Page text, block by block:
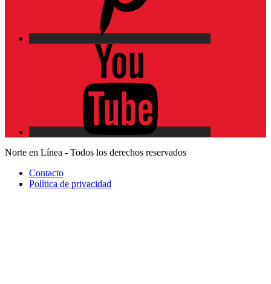
Norte en Línea - Todos los derechos reservados
Contacto
Política de privacidad